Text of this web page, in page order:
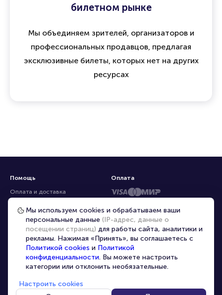
билетном рынке
Мы объединяем зрителей, организаторов и
профессиональных продавцов, предлагая
эксклюзивные билеты, которых нет на других
ресурсах
Помощь
Оплата и доставка
Частые вопросы
Перепродажа билетов
Организаторам
Корпоративным клиентам
VIP-билеты
Персональные данные
Оплата
Мы используем cookies и обрабатываем ваши
персональные данные (IP-адрес, данные о
посещении страниц) для работы сайта, аналитики и
рекламы. Нажимая «Принять», вы соглашаетесь с
Политикой cookies и Политикой
конфиденциальности. Вы можете настроить
категории или отклонить необязательные.
Настроить cookies